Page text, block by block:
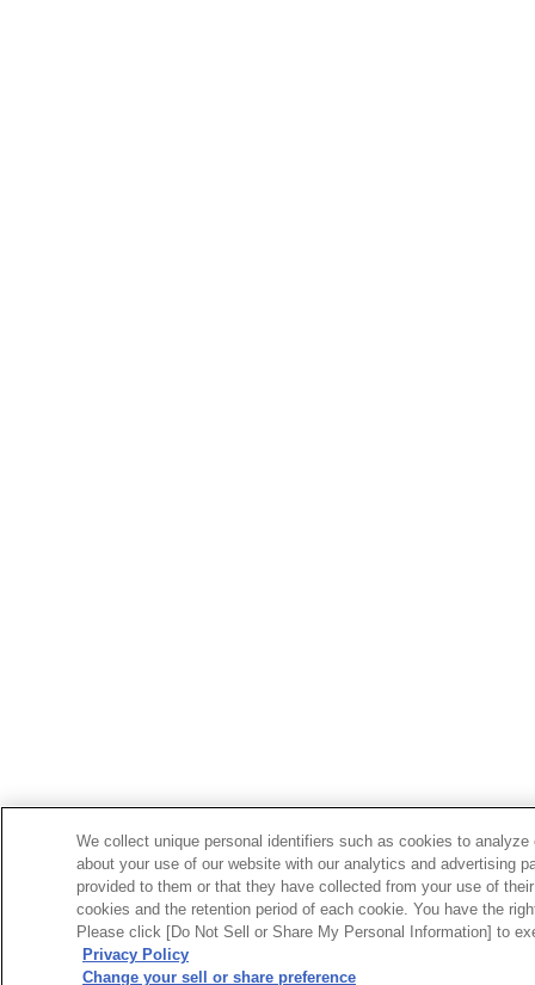
We collect unique personal identifiers such as cookies to
about your use of our website with our analytics and advertising
provided to them or that they have collected from your use of
cookies and the retention period of each cookie. You have the
Please click [Do Not Sell or Share My Personal Information] to
Privacy Policy
Change your sell or share preference